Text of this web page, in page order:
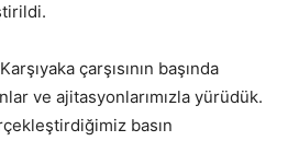
çarşısının başında
ve ajitasyonlarımızla yürüdük.
basın